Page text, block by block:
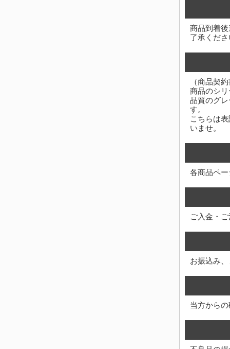
商品到着
了承くだ
（商品契
商品のシ
品質のグ
す。
こちらは
いませ。
各商品ペ
ご入金・
お振込み
当方から